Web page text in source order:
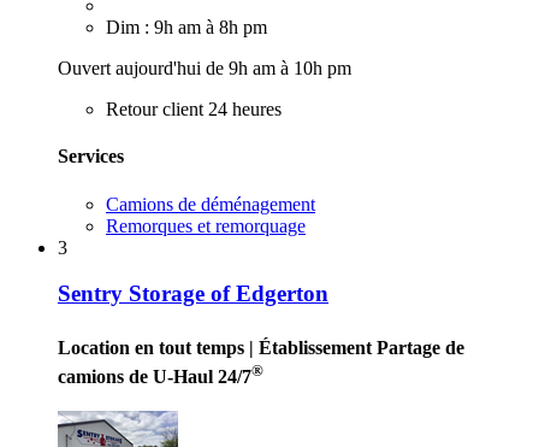
Dim : 9h am à 8h pm
Ouvert aujourd'hui de 9h am à 10h pm
Retour client 24 heures
Services
Camions de déménagement
Remorques et remorquage
3
Sentry Storage of Edgerton
Location en tout temps | Établissement Partage de
camions de U-Haul 24/7®